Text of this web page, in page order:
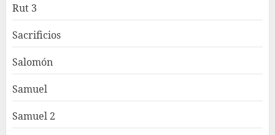
Rut 3
Sacrificios
Salomón
Samuel
Samuel 2